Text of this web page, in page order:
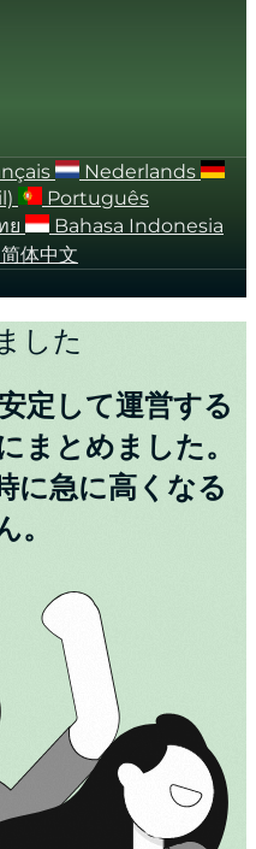
Nederlands
Português
ย
Bahasa Indonesia
简体中文
した
定して運営する
まとめました。
に急に高くなる